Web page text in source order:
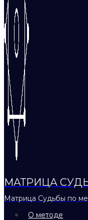
МАТРИЦА
Матрица Судьбы по
О методе